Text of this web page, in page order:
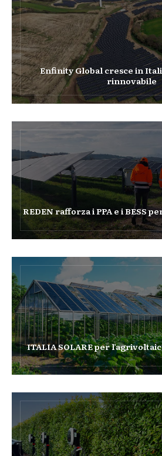
Enfinity Global cresce in
rinnovabile
REDEN rafforza i PPA e i BESS
ITALIA SOLARE per